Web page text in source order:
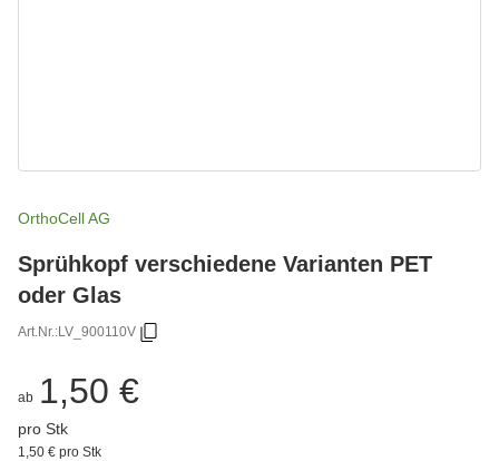
OrthoCell AG
Sprühkopf verschiedene Varianten PET
oder Glas
Art.Nr.:LV_900110V
ab 1,50 €
pro Stk
1,50 € pro Stk